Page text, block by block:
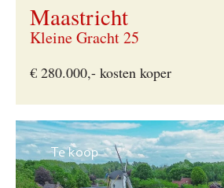
Maastricht
Kleine Gracht 25
€ 280.000,- kosten koper
Te koop